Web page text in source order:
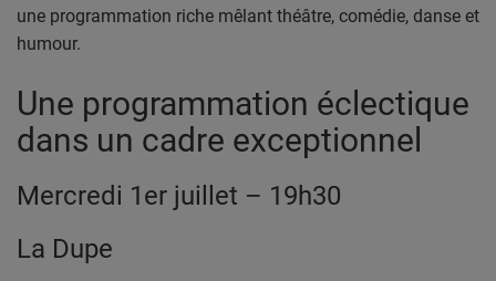
TCHAT
LA MISSION LOCALE EST 06
une programmation riche mêlant théâtre, comédie, danse et
humour.
Une programmation éclectique
dans un cadre exceptionnel
Mercredi 1er juillet – 19h30
La Dupe